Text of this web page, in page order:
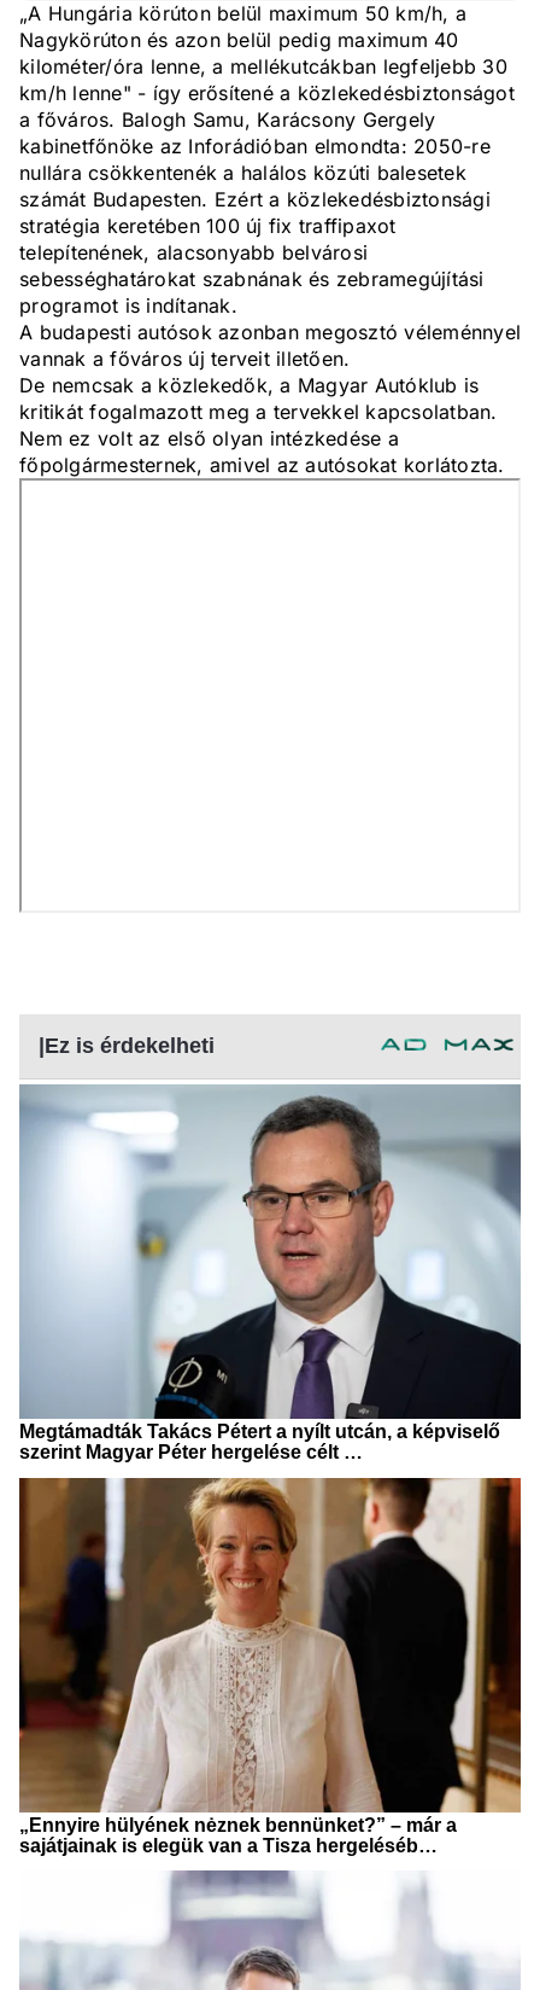
„A Hungária körúton belül maximum 50 km/h, a
Nagykörúton és azon belül pedig maximum 40
kilométer/óra lenne, a mellékutcákban legfeljebb 30
km/h lenne" - így erősítené a közlekedésbiztonságot
a főváros. Balogh Samu, Karácsony Gergely
kabinetfőnöke az Inforádióban elmondta: 2050-re
nullára csökkentenék a halálos közúti balesetek
számát Budapesten. Ezért a közlekedésbiztonsági
stratégia keretében 100 új fix traffipaxot
telepítenének, alacsonyabb belvárosi
sebességhatárokat szabnának és zebramegújítási
programot is indítanak.
A budapesti autósok azonban megosztó véleménnyel
vannak a főváros új terveit illetően.
De nemcsak a közlekedők, a Magyar Autóklub is
kritikát fogalmazott meg a tervekkel kapcsolatban.
Nem ez volt az első olyan intézkedése a
főpolgármesternek, amivel az autósokat korlátozta.